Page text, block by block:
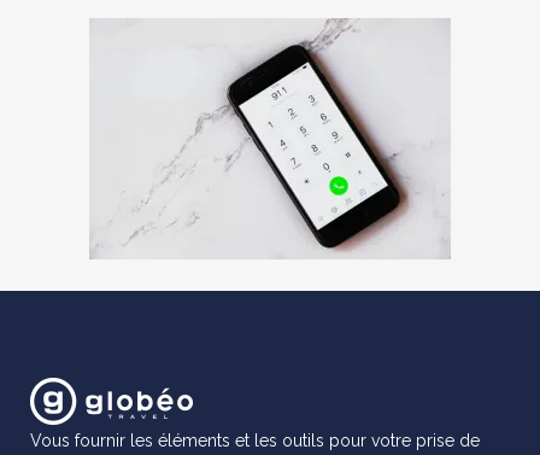
Vous fournir les éléments et les outils pour votre prise de